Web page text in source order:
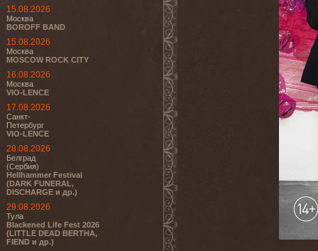
15.08.2026
Москва
BOROFF BAND
15.08.2026
Москва
MOSCOW ROCK CITY
16.08.2026
Москва
VIO-LENCE
17.08.2026
Санкт-
Петербург
VIO-LENCE
28.08.2026
Белград
(Сербия)
Hellhammer Festival
(DARK FUNERAL,
DISCHARGE и др.)
29.08.2026
Тула
Blackened Life Fest 2026
(LITTLE DEAD BERTHA,
FIEND и др.)